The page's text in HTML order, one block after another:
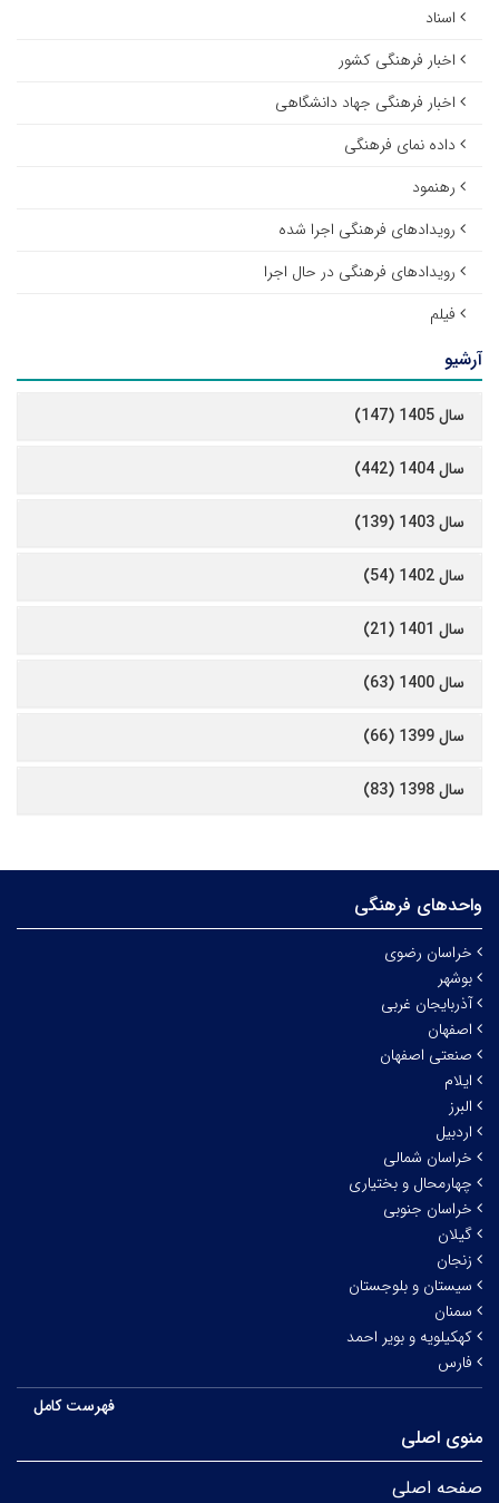
اسناد
اخبار فرهنگی کشور
اخبار فرهنگی جهاد دانشگاهی
داده نمای فرهنگی
رهنمود
رویدادهای فرهنگی اجرا شده
رویدادهای فرهنگی در حال اجرا
فیلم
آرشیو
سال 1405 (147)
سال 1404 (442)
سال 1403 (139)
سال 1402 (54)
سال 1401 (21)
سال 1400 (63)
سال 1399 (66)
سال 1398 (83)
واحدهای فرهنگی
خراسان رضوی
بوشهر
آذربایجان غربی
اصفهان
صنعتی اصفهان
ایلام
البرز
اردبیل
خراسان شمالی
چهارمحال و بختیاری
خراسان جنوبی
گیلان
زنجان
سیستان و بلوجستان
سمنان
کهکیلویه و بویر احمد
فارس
فهرست کامل
منوی اصلی
صفحه اصلی